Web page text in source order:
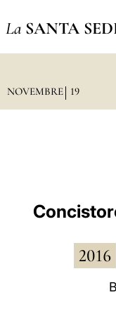
La SANTA
NOVEMBRE 19
2016